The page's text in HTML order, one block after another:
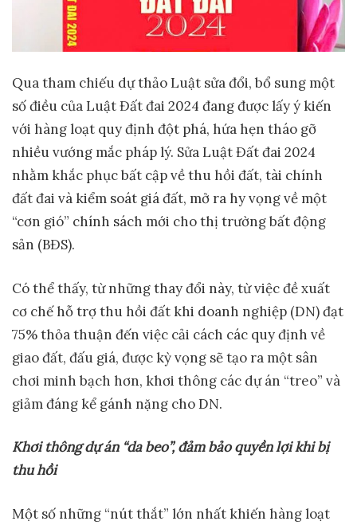
Qua tham chiếu dự thảo Luật sửa đổi, bổ sung một
số điều của Luật Đất đai 2024 đang được lấy ý kiến
với hàng loạt quy định đột phá, hứa hẹn tháo gỡ
nhiều vướng mắc pháp lý. Sửa Luật Đất đai 2024
nhằm khắc phục bất cập về thu hồi đất, tài chính
đất đai và kiểm soát giá đất, mở ra hy vọng về một
“cơn gió” chính sách mới cho thị trường bất động
sản (BĐS).
Có thể thấy, từ những thay đổi này, từ việc đề xuất
cơ chế hỗ trợ thu hồi đất khi doanh nghiệp (DN) đạt
75% thỏa thuận đến việc cải cách các quy định về
giao đất, đấu giá, được kỳ vọng sẽ tạo ra một sân
chơi minh bạch hơn, khơi thông các dự án “treo” và
giảm đáng kể gánh nặng cho DN.
Khơi thông dự án “da beo”, đảm bảo quyền lợi khi bị
thu hồi
Một số những “nút thắt” lớn nhất khiến hàng loạt